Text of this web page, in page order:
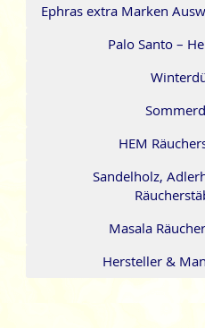
Ephras extra Marken
Palo Santo –
HEM
Sandelholz,
Masala
Hersteller &